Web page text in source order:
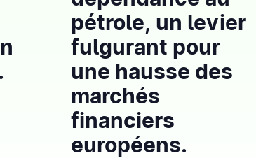
pétrole, un levier
fulgurant pour
une hausse des
marchés
financiers
européens.